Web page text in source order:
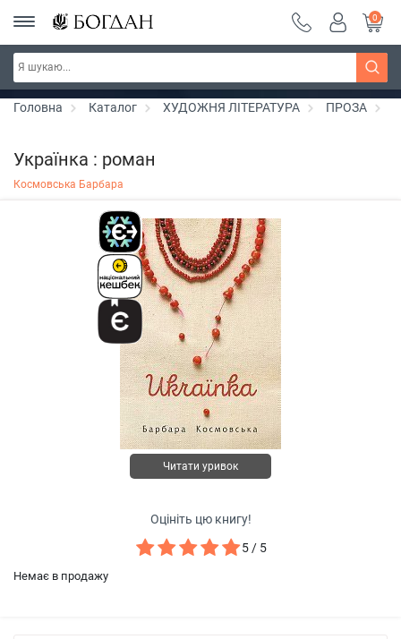
РОЗПРОДАЖ ~ 150 грн ~ 200 грн ~ 250 грн ~
300 грн ~ РОЗПРОДАЖ
Дізнатись більше
0
Головна Каталог ХУДОЖНЯ ЛІТЕРАТУРА ПРОЗА
Українка : роман
Космовська Барбара
Читати уривок
Оцініть цю книгу!
5 / 5
Немає в продажу